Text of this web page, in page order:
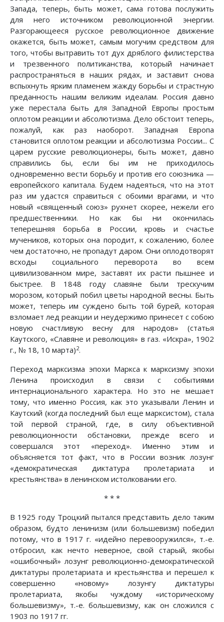
Запада, теперь, быть может, сама готова послужить
для него источником революционной энергии.
Разгорающееся русское революционное движение
окажется, быть может, самым могучим средством для
того, чтобы вытравить тот дух дряблого филистерства
и трезвенного политиканства, который начинает
распространяться в наших рядах, и заставит снова
вспыхнуть ярким пламенем жажду борьбы и страстную
преданность нашим великим идеалам. Россия давно
уже перестала быть для Западной Европы простым
оплотом реакции и абсолютизма. Дело обстоит теперь,
пожалуй, как раз наоборот. Западная Европа
становится оплотом реакции и абсолютизма России... С
царем русские революционеры, быть может, давно
справились бы, если бы им не приходилось
одновременно вести борьбу и против его союзника —
европейского капитала. Будем надеяться, что на этот
раз им удастся справиться с обоими врагами, и что
новый «священный союз» рухнет скорее, нежели его
предшественники. Но как бы ни окончилась
теперешняя борьба в России, кровь и счастье
мучеников, которых она породит, к сожалению, более
чем достаточно, не пропадут даром. Они оплодотворят
всходы социального переворота во всем
цивилизованном мире, заставят их расти пышнее и
быстрее. В 1848 году славяне были трескучим
морозом, который побил цветы народной весны. Быть
может, теперь им суждено быть той бурей, которая
взломает лед реакции и неудержимо принесет с собою
новую счастливую весну для народов» (статья
Каутского, «Славяне и революция» в газ. «Искра», 1902
г., № 18, 10 марта)2.
Переход марксизма эпохи Маркса к марксизму эпохи
Ленина происходил в связи с событиями
интернационального характера. Но это не мешает
тому, что именно Россия, как это указывали Ленин и
Каутский (когда последний был еще марксистом), стала
той первой страной, где, в силу объективной
революционности обстановки, прежде всего и
совершался этот «переход». Именно этим и
объясняется тот факт, что в России возник лозунг
«демократическая диктатура пролетариата и
крестьянства» в ленинском истолковании его.
* * *
В 1925 году Троцкий пытался представить дело таким
образом, будто ленинизм (или большевизм) победил
потому, что в 1917 г. «идейно перевооружился», т.-е.
отбросил, как нечто неверное, свой старый, якобы
«ошибочный» лозунг революционно-демократической
диктатуры пролетариата и крестьянства и перешел к
совершенно «новому» лозунгу диктатуры
пролетариата, якобы чуждому «историческому
большевизму», т.-е. большевизму, как он сложился с
1903 по 1917 гг.